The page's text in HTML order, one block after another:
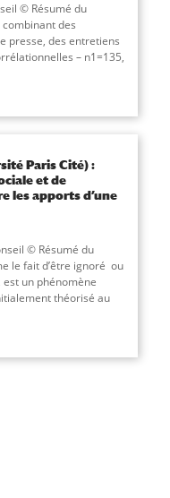
© Résumé du
des
presse, des entretiens
– n1=135,
Paris Cité) :
et de
les apports d’une
© Résumé du
le fait d’être ignoré ou
est un phénomène
théorisé au